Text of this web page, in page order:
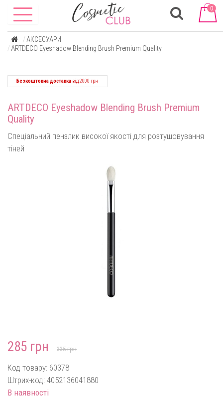
0
АКСЕСУАРИ
ARTDECO Eyeshadow Blending Brush Premium Quality
Безкоштовна доставка від 2000 грн
ARTDECO Eyeshadow Blending Brush Premium
Quality
Спеціальний пензлик високої якості для розтушовування
тіней
285 грн 335 грн
Код товару: 60378
Штрих-код: 4052136041880
В наявності